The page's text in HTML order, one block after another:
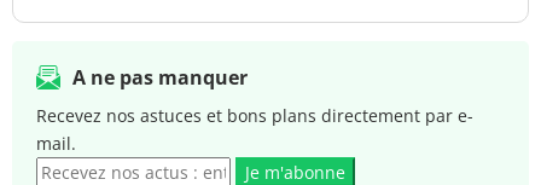
A ne pas manquer
Recevez nos astuces et bons plans directement par e-
mail.
Je m'abonne